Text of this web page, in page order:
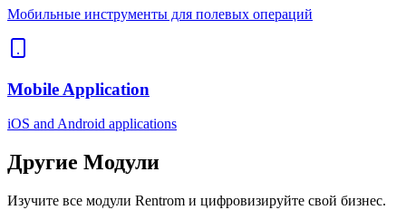
Мобильные инструменты для полевых операций
Mobile Application
iOS and Android applications
Другие Модули
Изучите все модули Rentrom и цифровизируйте свой бизнес.